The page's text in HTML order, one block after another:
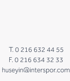
T. 0 216 632 44 55
F. 0 216 634 32 33
huseyin@interspor.com